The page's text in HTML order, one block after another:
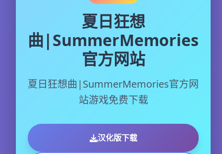
夏日狂想
曲|SummerMemories
官方网站
夏日狂想曲|SummerMemories官方网
站游戏免费下载
汉化版下载